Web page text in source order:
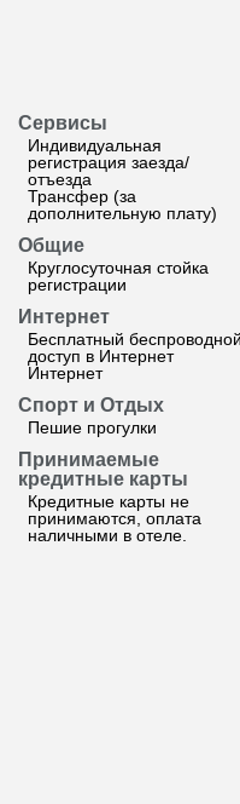
Сервисы
Индивидуальная
регистрация заезда/
отъезда
Трансфер (за
дополнительную плату)
Общие
Круглосуточная стойка
регистрации
Интернет
Бесплатный беспроводной
доступ в Интернет
Интернет
Спорт и Отдых
Пешие прогулки
Принимаемые
кредитные карты
Кредитные карты не
принимаются, оплата
наличными в отеле.